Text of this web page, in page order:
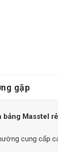
gặp
bảng Masstel
cung cấp